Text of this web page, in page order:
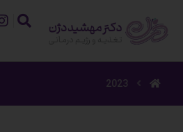
2023